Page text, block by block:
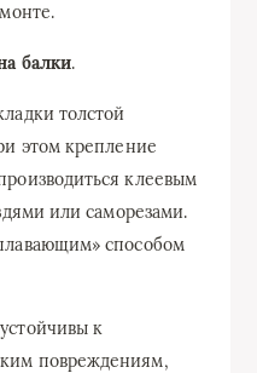
балки.
толстой
этом крепление
клеевым
или саморезами.
способом
устойчивы к
повреждениям,